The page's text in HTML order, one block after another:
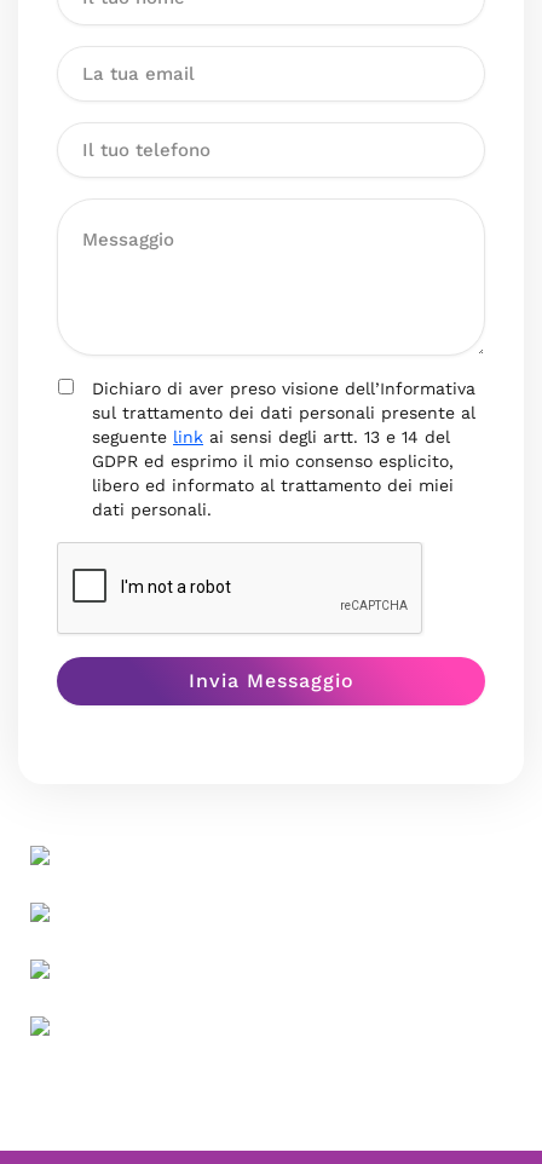
Dichiaro di aver preso visione dell’Informativa
sul trattamento dei dati personali presente al
seguente link ai sensi degli artt. 13 e 14 del
GDPR ed esprimo il mio consenso esplicito,
libero ed informato al trattamento dei miei
dati personali.